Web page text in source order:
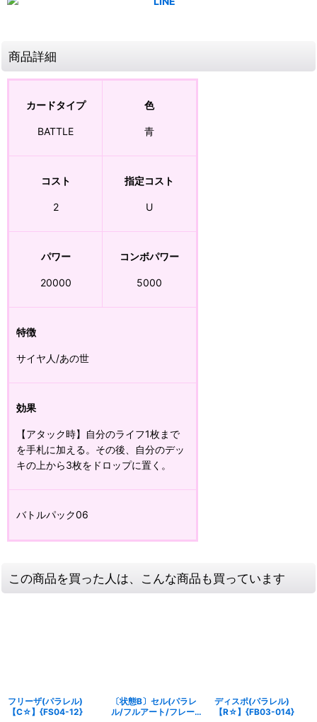
商品詳細
カードタイプ
BATTLE
色
青
コスト
2
指定コスト
U
パワー
20000
コンボパワー
5000
特徴
サイヤ人/あの世
効果
【アタック時】自分のライフ1枚まで
を手札に加える。その後、自分のデッ
キの上から3枚をドロップに置く。
バトルパック06
この商品を買った人は、こんな商品も買っています
フリーザ(パラレル)
【C☆】{FS04-12}
〔状態B〕セル(パラレ
ル/フルアート/フレーム
ディスポ(パラレル)
【R☆】{FB03-014}